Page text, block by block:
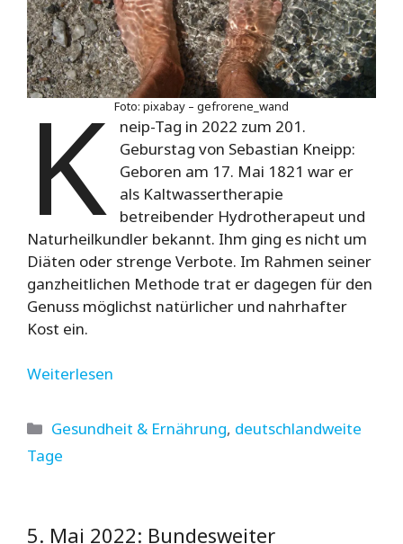
Foto: pixabay – gefrorene_wand
K
neip-Tag in 2022 zum 201.
Geburstag von Sebastian Kneipp:
Geboren am 17. Mai 1821 war er
als Kaltwassertherapie
betreibender Hydrotherapeut und
Naturheilkundler bekannt. Ihm ging es nicht um
Diäten oder strenge Verbote. Im Rahmen seiner
ganzheitlichen Methode trat er dagegen für den
Genuss möglichst natürlicher und nahrhafter
Kost ein.
Weiterlesen
Kategorien
Gesundheit & Ernährung, deutschlandweite
Tage
5. Mai 2022: Bundesweiter